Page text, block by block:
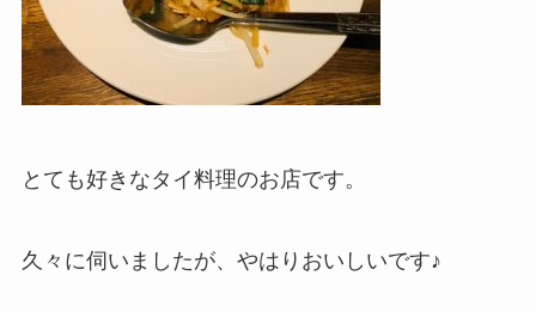
とても好きなタイ料理のお店です。
久々に伺いましたが、やはりおいしいです♪